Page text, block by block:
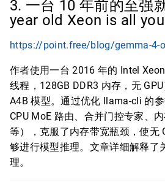
3. 一台 10 年前的至强
year old Xeon is all
https://point.free/blog/gemma-4-
作者使用一台 2016 年的 Intel
线程，128GB DDR3 内存，无
A4B 模型。通过优化 llama-cli 的参
CPU MoE 路由、合并门控专家、
等），克服了内存带宽瓶颈，使无
够进行模型推理。文章详细解释了
理。